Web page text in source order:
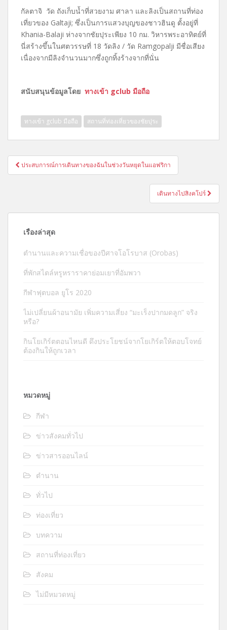
กัลตาจิ วัด ถังเก็บน้ำที่สวยงาม ศาลา และลิงเป็นสถานที่ท่อง
เที่ยวของ Galtaji; ซึ่งเป็นการแสวงบุญของชาวฮินดู ตั้งอยู่ที่
Khania-Balaji ห่างจากชัยปุระเพียง 10 กม. วิหารพระอาทิตย์ที่
นี่สร้างขึ้นในศตวรรษที่ 18 วัดลิง / วัด Ramgopalji มีชื่อเสียง
เนื่องจากมีลิงจำนวนมากซึ่งถูกทิ้งร้างจากที่นั่น
สนับสนุนข้อมูลโดย ทางเข้า gclub มือถือ
ทางเข้า gclub มือถือ สถานที่ท่องเที่ยวของชัยปุระ
แนะแนว
เรื่อง
ประสบการณ์การเดินทางของฉันในช่วงวันหยุดในแอฟริกา
เดินทางไปสิงคโปร์
เรื่องล่าสุด
ตำนานและความเชื่อของปีศาจโอโรบาส (Orobas)
ที่พักสไตล์หรูหราราคาย่อมเยาที่อัมพวา
กีฬาฟุตบอล ยูโร 2020
ไม่เปลี่ยนผ้าอนามัย เพิ่มความเสี่ยง “มะเร็งปากมดลูก” จริง
หรือ?
กินโยเกิร์ตตอนไหนดี ดึงประโยชน์จากโยเกิร์ตให้ตอบโจทย์
ต้องกินให้ถูกเวลา
หมวดหมู่
กีฬา
ข่าวสังคมทั่วไป
ข่าวสารออนไลน์
ตำนาน
ทั่วไป
ท่องเที่ยว
บทความ
สถานที่ท่องเที่ยว
สังคม
ไม่มีหมวดหมู่